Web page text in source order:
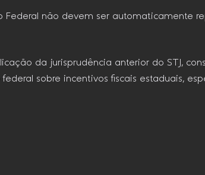
não devem ser automaticamente
da jurisprudência anterior do STJ,
sobre incentivos fiscais estaduais,